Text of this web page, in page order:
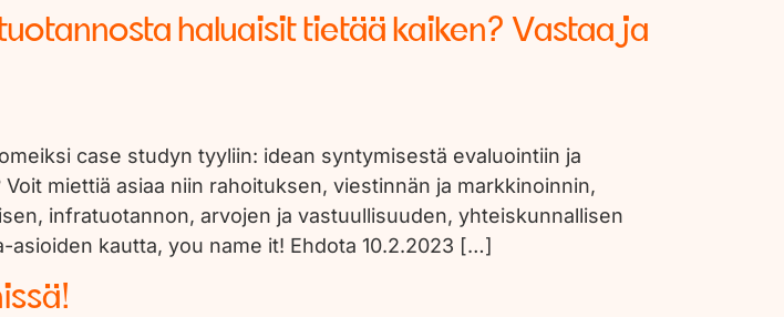
haluaisit tietää kaiken? Vastaa ja
case studyn tyyliin: idean syntymisestä evaluointiin ja
miettiä asiaa niin rahoituksen, viestinnän ja markkinoinnin,
infratuotannon, arvojen ja vastuullisuuden, yhteiskunnallisen
kautta, you name it! Ehdota 10.2.2023 […]